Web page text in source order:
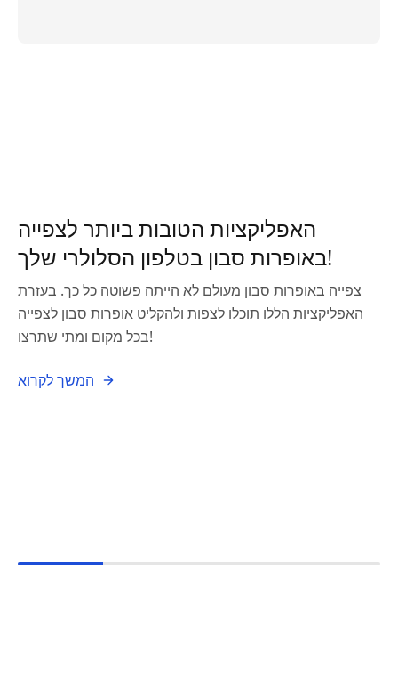
האפליקציות הטובות ביותר לצפייה
באופרות סבון בטלפון הסלולרי שלך!
צפייה באופרות סבון מעולם לא הייתה פשוטה כל כך. בעזרת
האפליקציות הללו תוכלו לצפות ולהקליט אופרות סבון לצפייה
בכל מקום ומתי שתרצו!
המשך לקרוא